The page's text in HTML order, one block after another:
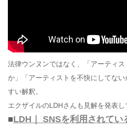
法律ウンヌンではなく、「アーティ
か」「アーティストを不快にしてな
すい解釈。
エクザイルのLDHさんも見解を発表し
■LDH｜ SNSを利用されてい